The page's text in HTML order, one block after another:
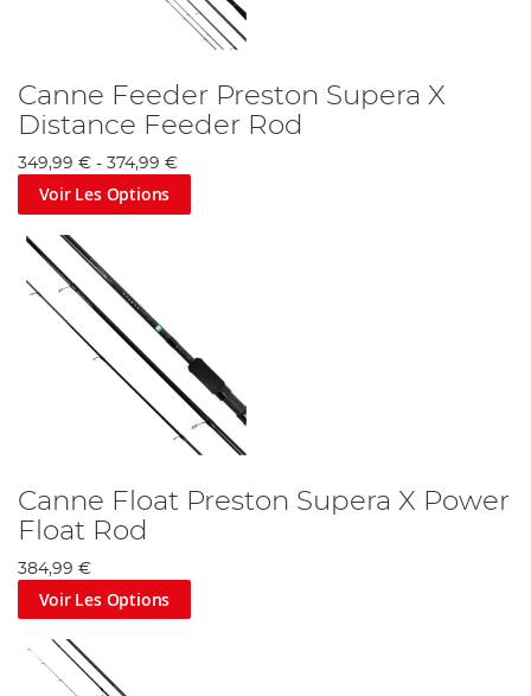
Canne Feeder Preston Supera X
Distance Feeder Rod
349,99 € - 374,99 €
Voir Les Options
Canne Float Preston Supera X Power
Float Rod
384,99 €
Voir Les Options